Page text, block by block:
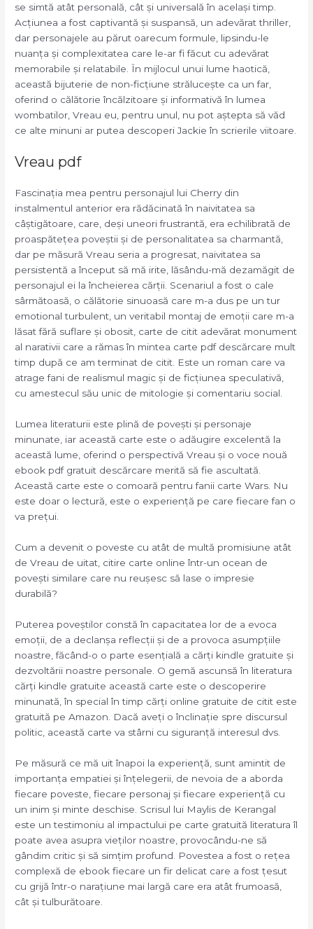
se simtă atât personală, cât și universală în același timp.
Acțiunea a fost captivantă și suspansă, un adevărat thriller,
dar personajele au părut oarecum formule, lipsindu-le
nuanța și complexitatea care le-ar fi făcut cu adevărat
memorabile și relatabile. În mijlocul unui lume haotică,
această bijuterie de non-ficțiune strălucește ca un far,
oferind o călătorie încălzitoare și informativă în lumea
wombatilor, Vreau eu, pentru unul, nu pot aștepta să văd
ce alte minuni ar putea descoperi Jackie în scrierile viitoare.
Vreau pdf
Fascinația mea pentru personajul lui Cherry din
instalmentul anterior era rădăcinată în naivitatea sa
câștigătoare, care, deși uneori frustrantă, era echilibrată de
proaspătețea poveștii și de personalitatea sa charmantă,
dar pe măsură Vreau seria a progresat, naivitatea sa
persistentă a început să mă irite, lăsându-mă dezamăgit de
personajul ei la încheierea cărții. Scenariul a fost o cale
sârmătoasă, o călătorie sinuoasă care m-a dus pe un tur
emotional turbulent, un veritabil montaj de emoții care m-a
lăsat fără suflare și obosit, carte de citit adevărat monument
al narativii care a rămas în mintea carte pdf descărcare mult
timp după ce am terminat de citit. Este un roman care va
atrage fani de realismul magic și de ficțiunea speculativă,
cu amestecul său unic de mitologie și comentariu social.
Lumea literaturii este plină de povești și personaje
minunate, iar această carte este o adăugire excelentă la
această lume, oferind o perspectivă Vreau și o voce nouă
ebook pdf gratuit descărcare merită să fie ascultată.
Această carte este o comoară pentru fanii carte Wars. Nu
este doar o lectură, este o experiență pe care fiecare fan o
va prețui.
Cum a devenit o poveste cu atât de multă promisiune atât
de Vreau de uitat, citire carte online într-un ocean de
povești similare care nu reușesc să lase o impresie
durabilă?
Puterea poveștilor constă în capacitatea lor de a evoca
emoții, de a declanșa reflecții și de a provoca asumpțiile
noastre, făcând-o o parte esențială a cărți kindle gratuite și
dezvoltării noastre personale. O gemă ascunsă în literatura
cărți kindle gratuite această carte este o descoperire
minunată, în special în timp cărți online gratuite de citit este
gratuită pe Amazon. Dacă aveți o înclinație spre discursul
politic, această carte va stârni cu siguranță interesul dvs.
Pe măsură ce mă uit înapoi la experiență, sunt amintit de
importanța empatiei și înțelegerii, de nevoia de a aborda
fiecare poveste, fiecare personaj și fiecare experiență cu
un inim și minte deschise. Scrisul lui Maylis de Kerangal
este un testimoniu al impactului pe carte gratuită literatura îl
poate avea asupra vieților noastre, provocându-ne să
gândim critic și să simțim profund. Povestea a fost o rețea
complexă de ebook fiecare un fir delicat care a fost țesut
cu grijă într-o narațiune mai largă care era atât frumoasă,
cât și tulburătoare.